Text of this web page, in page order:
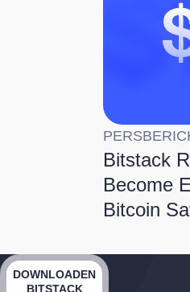
Bitstack
Become
Bitcoin
DOWNLOADEN
BITSTACK